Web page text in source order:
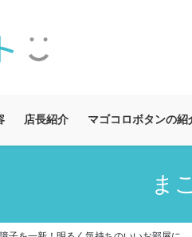
店長紹介 マゴコロボタンの紹
ま